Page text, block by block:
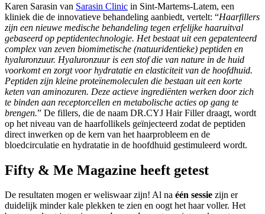
Karen Sarasin van Sarasin Clinic in Sint-Martems-Latem, een
kliniek die de innovatieve behandeling aanbiedt, vertelt: “Haarfillers
zijn een nieuwe medische behandeling tegen erfelijke haaruitval
gebaseerd op peptidentechnologie. Het bestaat uit een gepatenteerd
complex van zeven biomimetische (natuuridentieke) peptiden en
hyaluronzuur. Hyaluronzuur is een stof die van nature in de huid
voorkomt en zorgt voor hydratatie en elasticiteit van de hoofdhuid.
Peptiden zijn kleine proteïnemoleculen die bestaan uit een korte
keten van aminozuren. Deze actieve ingrediënten werken door zich
te binden aan receptorcellen en metabolische acties op gang te
brengen.” De fillers, die de naam DR.CYJ Hair Filler draagt, wordt
op het niveau van de haarfollikels geïnjecteerd zodat de peptiden
direct inwerken op de kern van het haarprobleem en de
bloedcirculatie en hydratatie in de hoofdhuid gestimuleerd wordt.
Fifty & Me Magazine heeft getest
De resultaten mogen er weliswaar zijn! Al na één sessie zijn er
duidelijk minder kale plekken te zien en oogt het haar voller. Het